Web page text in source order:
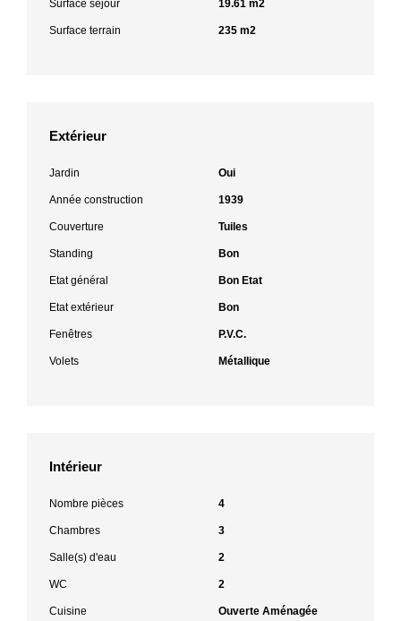
Surface séjour 19.61 m2
Surface terrain 235 m2
Extérieur
Jardin Oui
Année construction 1939
Couverture Tuiles
Standing Bon
Etat général Bon Etat
Etat extérieur Bon
Fenêtres P.V.C.
Volets Métallique
Intérieur
Nombre pièces 4
Chambres 3
Salle(s) d'eau 2
WC 2
Cuisine
Ouverte Aménagée